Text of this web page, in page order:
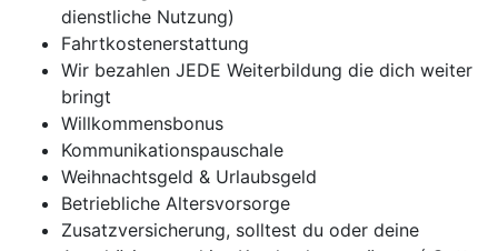
dienstliche Nutzung)
Fahrtkostenerstattung
Wir bezahlen JEDE Weiterbildung die dich weiter
bringt
Willkommensbonus
Kommunikationspauschale
Weihnachtsgeld & Urlaubsgeld
Betriebliche Altersvorsorge
Zusatzversicherung, solltest du oder deine